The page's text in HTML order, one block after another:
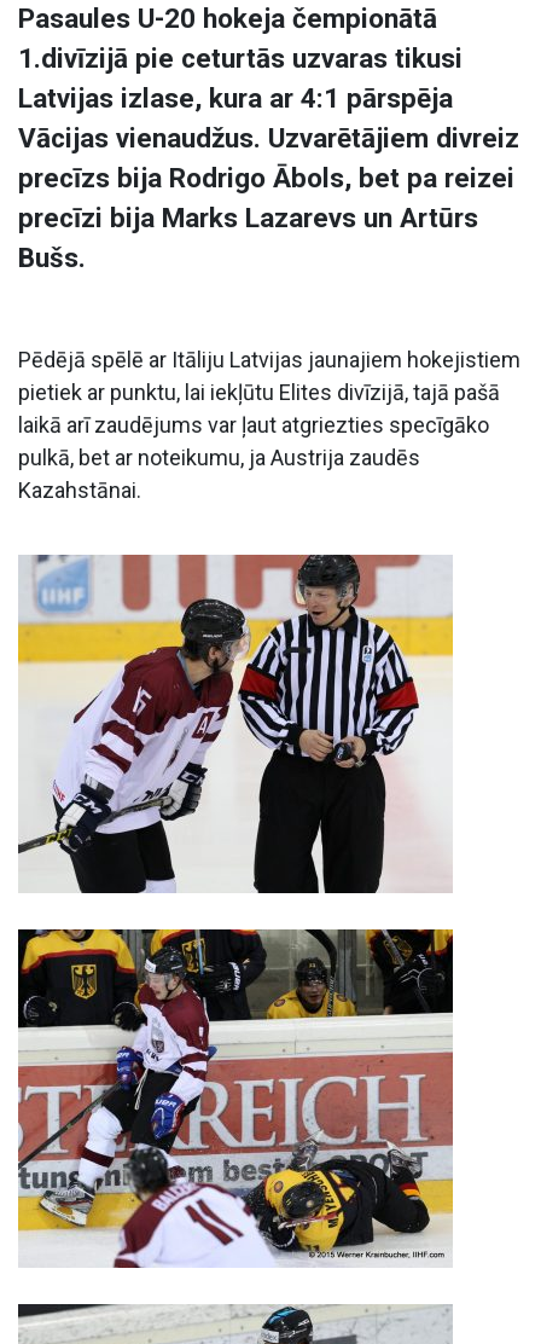
Pasaules U-20 hokeja čempionātā
1.divīzijā pie ceturtās uzvaras tikusi
Latvijas izlase, kura ar 4:1 pārspēja
Vācijas vienaudžus. Uzvarētājiem divreiz
precīzs bija Rodrigo Ābols, bet pa reizei
precīzi bija Marks Lazarevs un Artūrs
Bušs.
Pēdējā spēlē ar Itāliju Latvijas jaunajiem hokejistiem
pietiek ar punktu, lai iekļūtu Elites divīzijā, tajā pašā
laikā arī zaudējums var ļaut atgriezties specīgāko
pulkā, bet ar noteikumu, ja Austrija zaudēs
Kazahstānai.